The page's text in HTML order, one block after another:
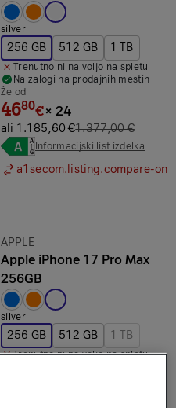
Izbrana barva:
silver
256 GB 512 GB 1 TB
Trenutno ni na voljo na spletu
Na zalogi na prodajnih mestih
Že od
4680€× 24
ali 1.185,60 €1.377,00 €
Informacijski list izdelka
a1secom.listing.compare-on
Znamka:
APPLE
Apple iPhone 17 Pro Max
256GB
Izbrana barva:
silver
256 GB 512 GB 1 TB
Trenutno ni na voljo na spletu